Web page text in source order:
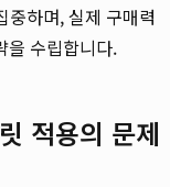
하며, 실제 구매력
을 수립합니다.
적용의 문제